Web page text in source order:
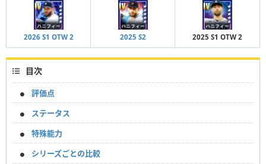
2026 S1 OTW 2 2025 S2 2025 S1 OTW 2
目次
評価点
ステータス
特殊能力
シリーズごとの比較